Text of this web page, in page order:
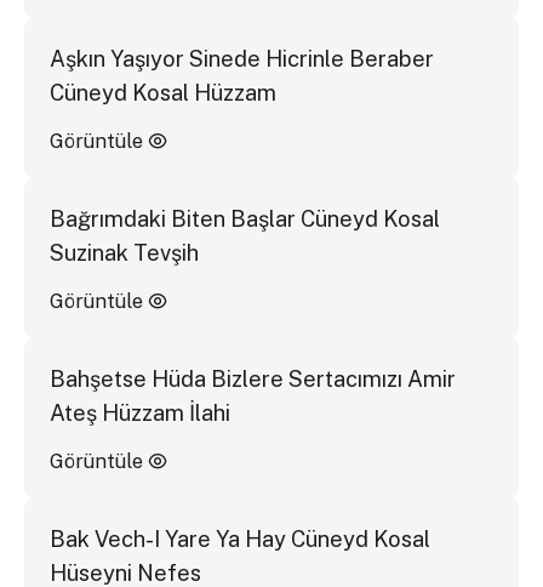
Aşkın Yaşıyor Sinede Hicrinle Beraber
Cüneyd Kosal Hüzzam
Görüntüle
Bağrımdaki Biten Başlar Cüneyd Kosal
Suzinak Tevşih
Görüntüle
Bahşetse Hüda Bizlere Sertacımızı Amir
Ateş Hüzzam İlahi
Görüntüle
Bak Vech-I Yare Ya Hay Cüneyd Kosal
Hüseyni Nefes